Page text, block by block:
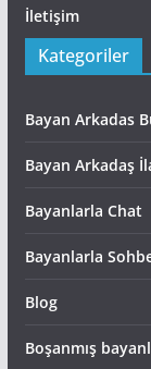
İletişim
Kategoriler
Bayan Arkadas
Bayan Arkadaş
Bayanlarla Chat
Bayanlarla
Blog
Boşanmış